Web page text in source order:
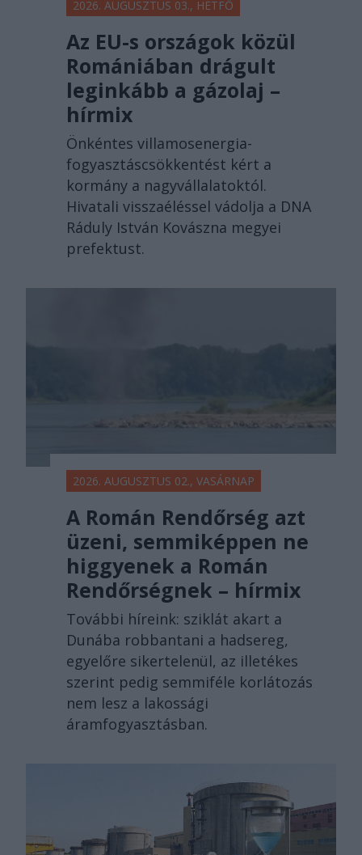
2026. AUGUSZTUS 03., HÉTFŐ
Az EU-s országok közül
Romániában drágult
leginkább a gázolaj –
hírmix
Önkéntes villamosenergia-
fogyasztáscsökkentést kért a
kormány a nagyvállalatoktól.
Hivatali visszaéléssel vádolja a DNA
Ráduly István Kovászna megyei
prefektust.
2026. AUGUSZTUS 02., VASÁRNAP
A Román Rendőrség azt
üzeni, semmiképpen ne
higgyenek a Román
Rendőrségnek – hírmix
További híreink: sziklát akart a
Dunába robbantani a hadsereg,
egyelőre sikertelenül, az illetékes
szerint pedig semmiféle korlátozás
nem lesz a lakossági
áramfogyasztásban.